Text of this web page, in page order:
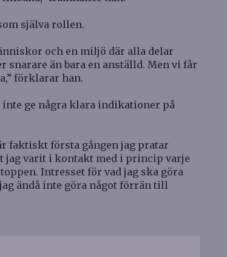
själva rollen.
och en miljö där alla delar
snarare än bara en anställd. Men vi får
förklarar han.
ge några klara indikationer på
faktiskt första gången jag pratar
jag varit i kontakt med i princip varje
Intresset för vad jag ska göra
ändå inte göra något förrän till